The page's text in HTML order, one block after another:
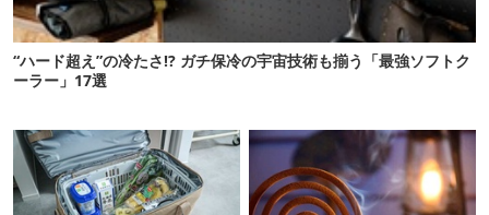
“ハード超え”の冷たさ!? ガチ保冷の宇宙技術も揃う「最強ソフトク
ーラー」17選